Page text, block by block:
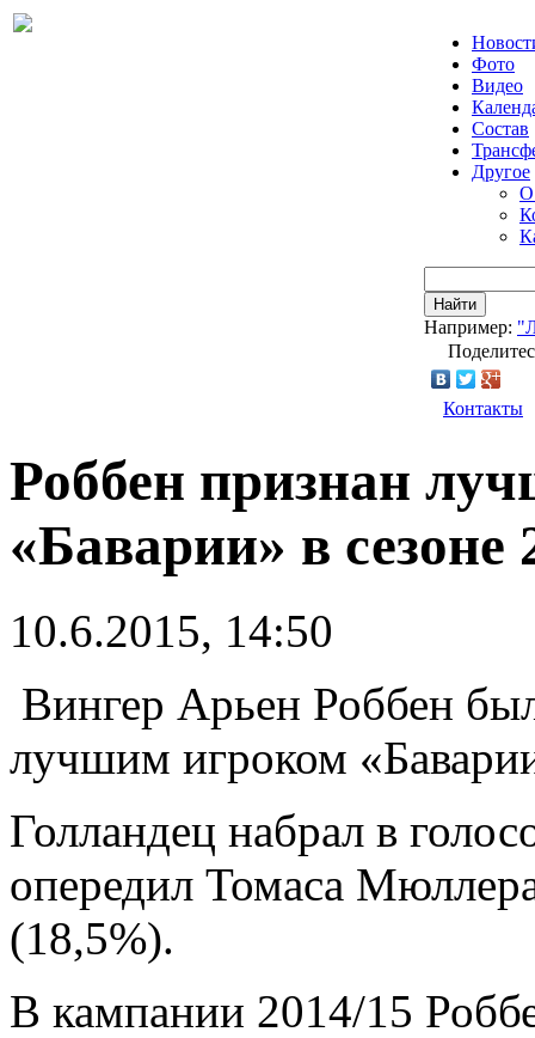
Фото
Видео
Состав
Другое
О
Найти
Например:
Контакты
Роббен признан
«Баварии» в сезоне
10.6.2015, 14:50
Вингер Арьен Роббен
лучшим игроком
Голландец набрал в
опередил Томаса
(18,5%).
В кампании 2014/15